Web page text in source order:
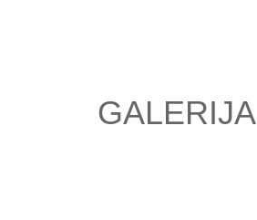
GALERIJA